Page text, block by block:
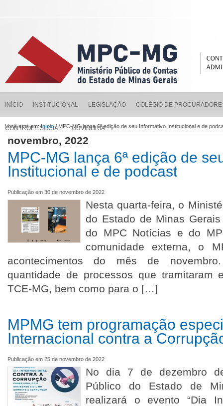
INÍCIO INSTITUCIONAL LEGISLAÇÃO COLÉGIO DE
CONTROLE SOCIAL OUVIDORIA
Você está em:Início/ MPC-MG lança 6ª edição de seu Informativo Institucional e de
novembro, 2022
MPC-MG lança 6ª edição de
Institucional e de podcast
Publicação em 30 de novembro de 2022
Nesta quarta-feira, o
do Estado de Minas
do MPC Notícias e do
comunidade externa, o
acontecimentos do mês de
quantidade de processos que tramitaram
TCE-MG, bem como para o […]
MPMG tem programação
Internacional contra a
Publicação em 25 de novembro de 2022
No dia 7 de dezembro
Público do Estado de
realizará o evento “Dia